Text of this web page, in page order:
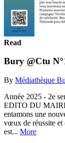
Read
Bury @Ctu
By Médiathèque
Année 2025 - 2e
EDITO DU
entamons une
vœux de réussite et
est... More